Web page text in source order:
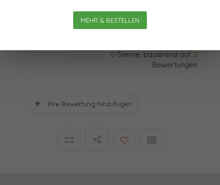
MEHR & BESTELLEN
wie z.B. Selbst-Bewusstsein, Motivation, Widerstand u.a.
0 Sterne, basierend auf 0
Bewertungen
Ihre Bewertung hinzufügen